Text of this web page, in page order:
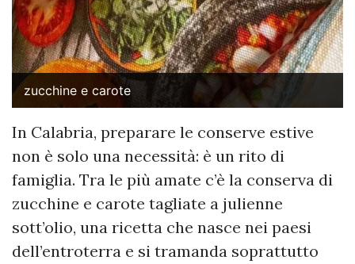
zucchine e carote
In Calabria, preparare le conserve estive
non è solo una necessità: è un rito di
famiglia. Tra le più amate c’è la conserva di
zucchine e carote tagliate a julienne
sott’olio, una ricetta che nasce nei paesi
dell’entroterra e si tramanda soprattutto